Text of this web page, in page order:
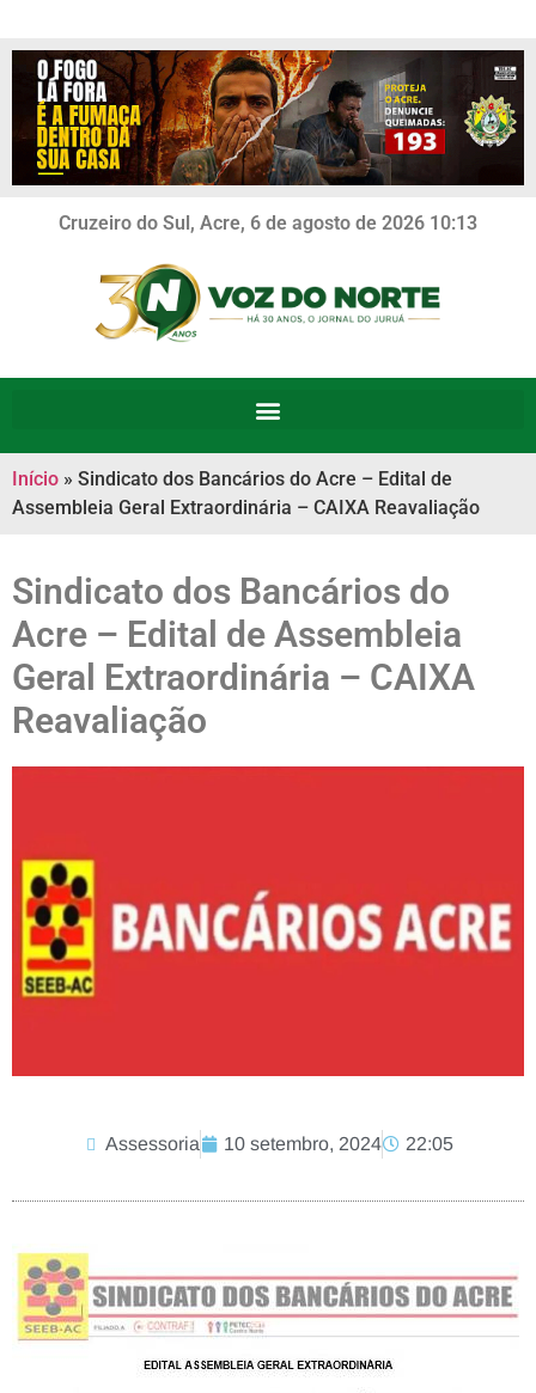
Cruzeiro do Sul, Acre, 6 de agosto de 2026 10:13
Início » Sindicato dos Bancários do Acre – Edital de
Assembleia Geral Extraordinária – CAIXA Reavaliação
Sindicato dos Bancários do
Acre – Edital de Assembleia
Geral Extraordinária – CAIXA
Reavaliação
Assessoria 10 setembro, 2024 22:05